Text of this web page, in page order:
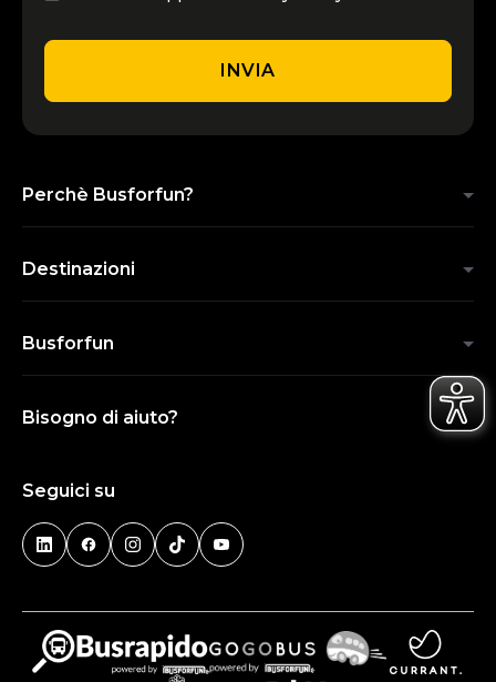
INVIA
Perchè Busforfun?
Destinazioni
Busforfun
Bisogno di aiuto?
Seguici su